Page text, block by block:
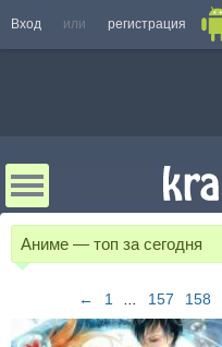
Вход или регистрация
Аниме — топ за сегодня
← 1 157 158